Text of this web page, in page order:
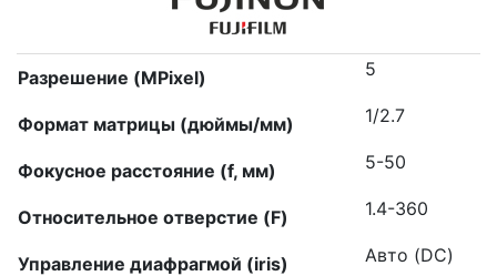
Разрешение (MPixel) 5
Формат матрицы (дюймы/мм) 1/2.7
Фокусное расстояние (f, мм) 5-50
Относительное отверстие (F) 1.4-360
Управление диафрагмой (iris) Авто (DC)